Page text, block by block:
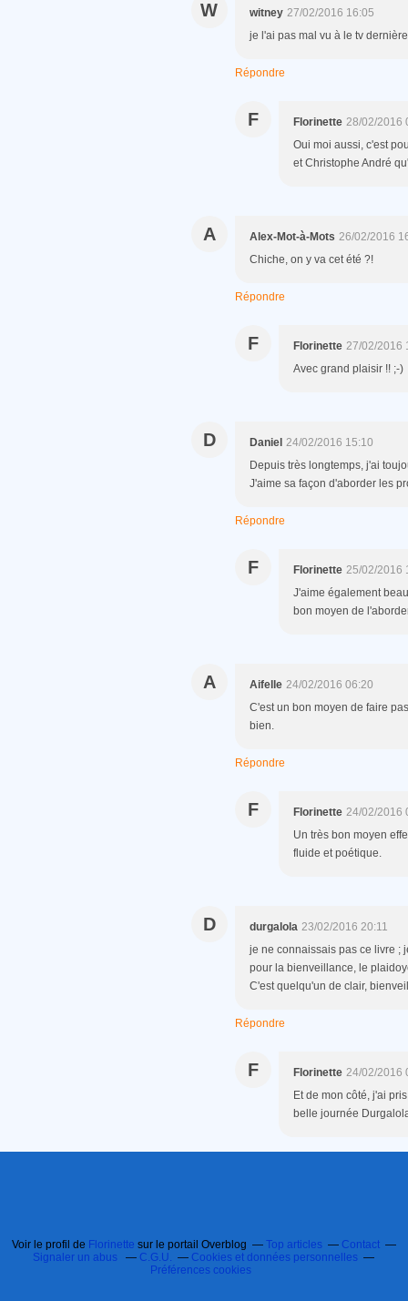
W witney 27/02/2016 16:05
je l'ai pas mal vu à le tv
Répondre
F Florinette 28/02/2016
Oui moi aussi, c'est
et Christophe André
A Alex-Mot-à-Mots 26/02/2016
Chiche, on y va cet été ?!
Répondre
F Florinette 27/02/2016
Avec grand plaisir !! ;-)
D Daniel 24/02/2016 15:10
Depuis très longtemps, j'ai
J'aime sa façon d'aborder les
Répondre
F Florinette 25/02/2016
J'aime également
bon moyen de
A Aifelle 24/02/2016 06:20
C'est un bon moyen de faire
bien.
Répondre
F Florinette 24/02/2016
Un très bon moyen
fluide et poétique.
D durgalola 23/02/2016 20:11
je ne connaissais pas ce livre ;
pour la bienveillance, le
C'est quelqu'un de clair,
Répondre
F Florinette 24/02/2016
Et de mon côté, j'ai
belle journée
Voir le profil de Florinette sur le portail Overblog Top articles
Contact
Signaler un abus
C.G.U.
Cookies et données personnelles
Préférences cookies